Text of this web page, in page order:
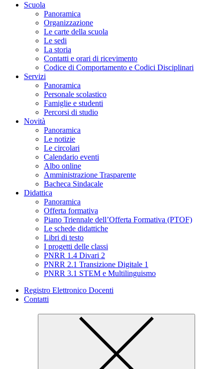
Scuola
Panoramica
Organizzazione
Le carte della scuola
Le sedi
La storia
Contatti e orari di ricevimento
Codice di Comportamento e Codici Disciplinari
Servizi
Panoramica
Personale scolastico
Famiglie e studenti
Percorsi di studio
Novità
Panoramica
Le notizie
Le circolari
Calendario eventi
Albo online
Amministrazione Trasparente
Bacheca Sindacale
Didattica
Panoramica
Offerta formativa
Piano Triennale dell’Offerta Formativa (PTOF)
Le schede didattiche
Libri di testo
I progetti delle classi
PNRR 1.4 Divari 2
PNRR 2.1 Transizione Digitale 1
PNRR 3.1 STEM e Multilinguismo
Registro Elettronico Docenti
Contatti